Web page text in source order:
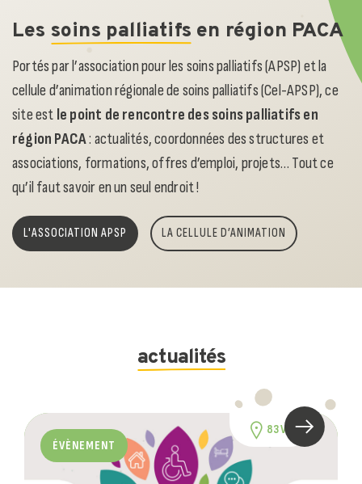
Les soins palliatifs en région PACA
Portés par l’association pour les soins palliatifs (APSP) et la
cellule d’animation régionale de soins palliatifs (Cel-APSP), ce
site est le point de rencontre des soins palliatifs en
région PACA: actualités, coordonnées des structures et
associations, formations, offres d’emploi, projets… Tout ce
qu’il faut savoir en un seul endroit !
L'ASSOCIATION APSP LA CELLULE D’ANIMATION
actualités
ÉVÈNEMENT
83 VAR